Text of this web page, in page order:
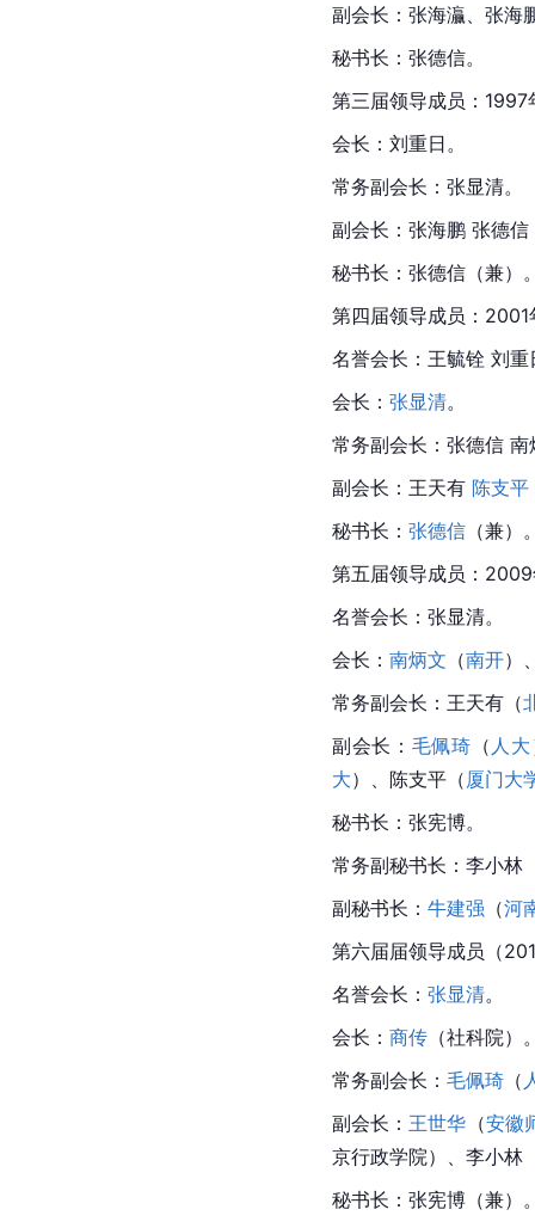
副会长：张海灜、张海
秘书长：张德信。
第三届领导成员：
会长：刘重日。
常务副会长：张显清。
副会长：张海鹏 张德
秘书长：张德信（兼）
第四届领导成员：
名誉会长：王毓铨 刘重
会长： 张显清。
常务副会长：张德信 南
副会长：王天有 陈支平
秘书长： 张德信 （兼）
第五届领导成员：
名誉会长：张显清。
会长： 南炳文 （南开）
常务副会长：王天有（
副会长： 毛佩琦 （ 人大
大）、陈支平（ 厦门大
秘书长：张宪博。
常务副秘书长：李小林
副秘书长： 牛建强 （河
第六届届领导成员（
名誉会长： 张显清。
会长： 商传 （社科院）
常务副会长： 毛佩琦 （
副会长： 王世华 （安徽
京行政学院）、李小林
秘书长：张宪博（兼）